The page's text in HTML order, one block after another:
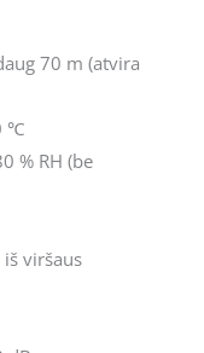
70 m (atvira
℃
% RH (be
viršaus